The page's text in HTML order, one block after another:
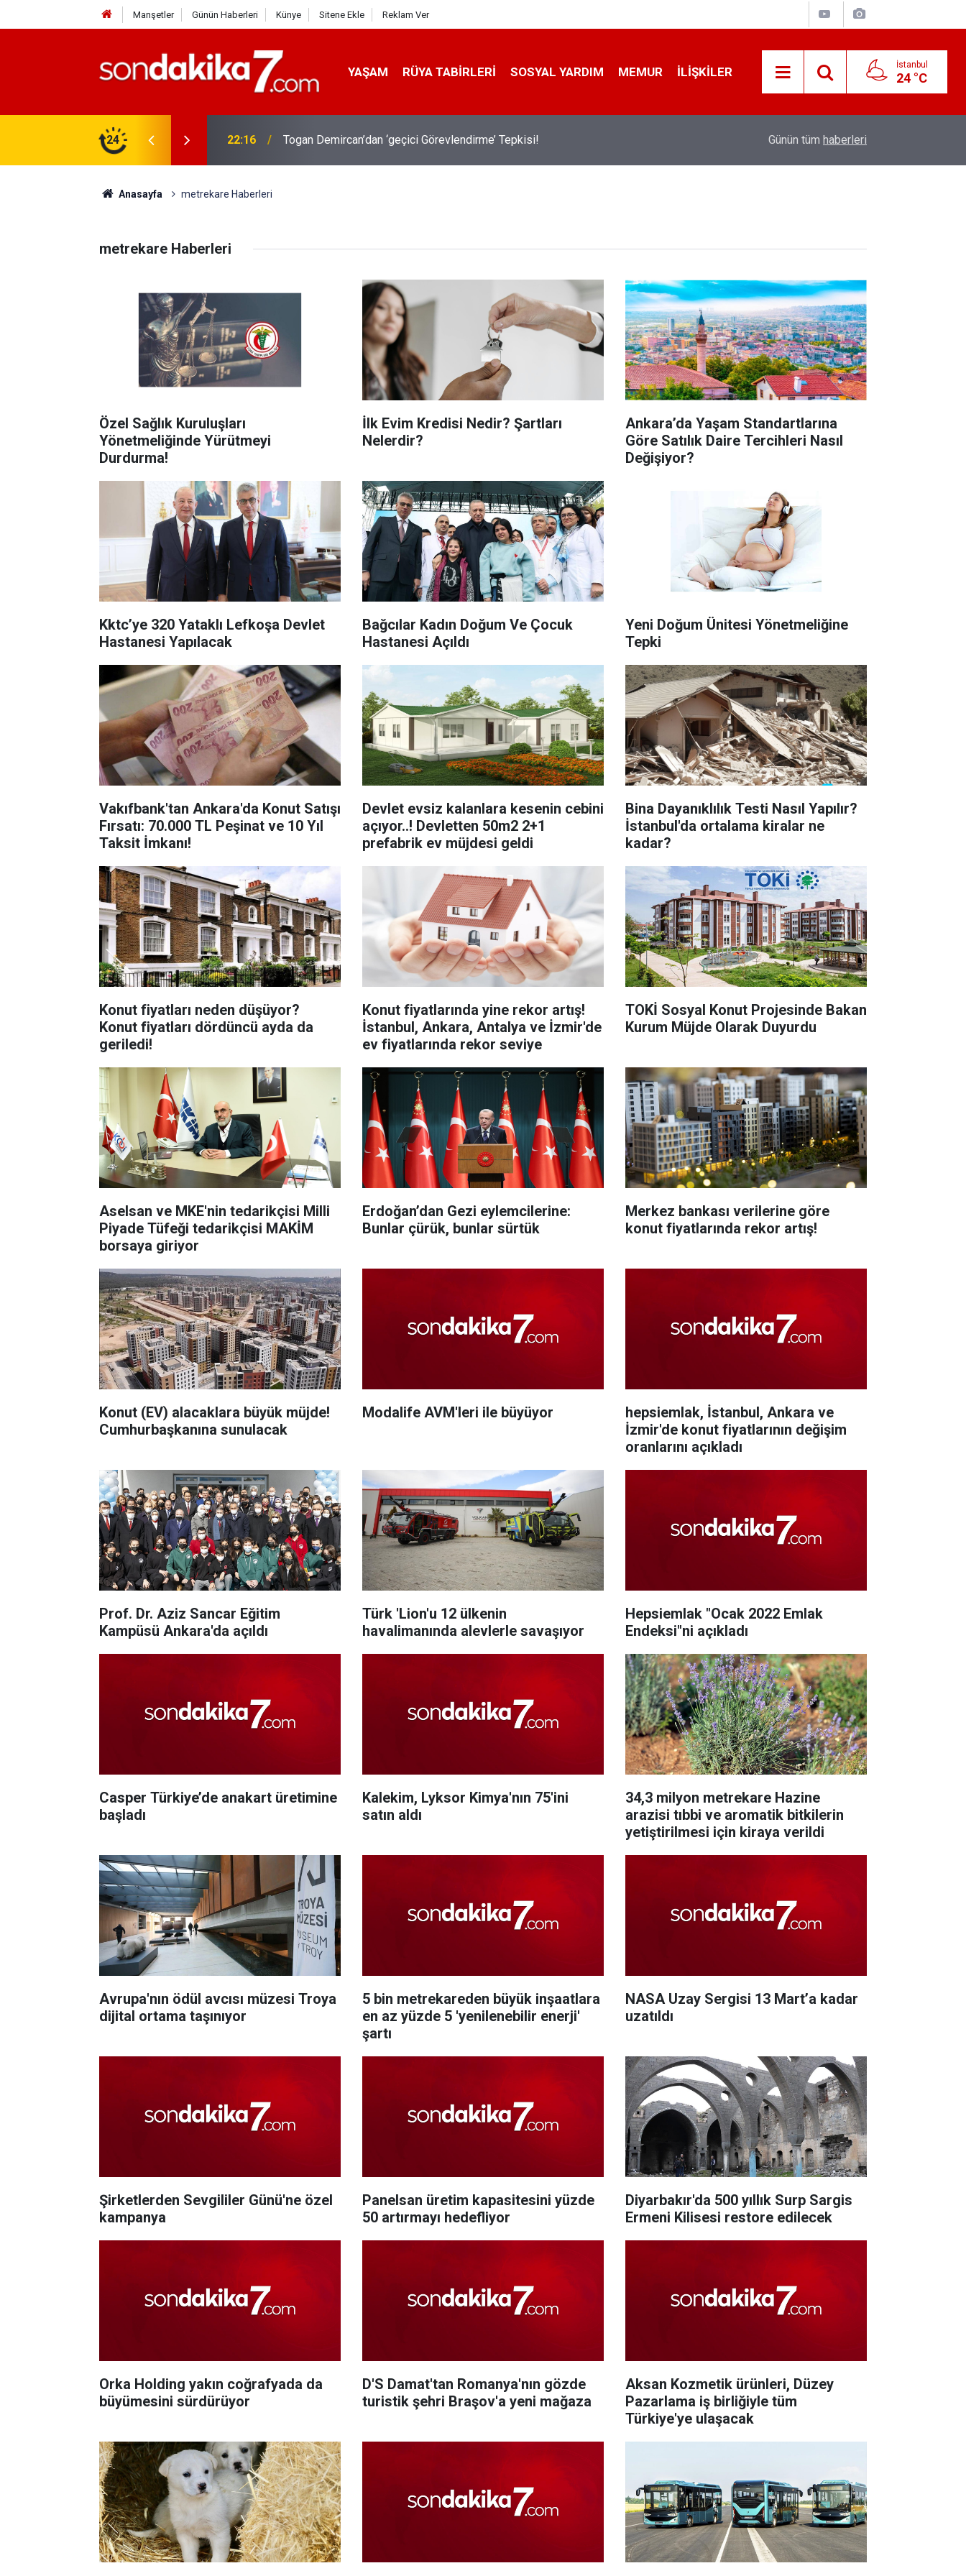
Manşetler Günün Haberleri Künye Sitene Ekle Reklam Ver
YAŞAM RÜYA TABIRLERI SOSYAL YARDIM MEMUR İLIŞKILER İstanbul
24 °C
24 22:16 Togan Demircan’dan ‘geçici Görevlendirme’ Tepkisi! Sıcak Havalarda Ödem Şikayetini Hafife
Günün tüm haberleri
Anasayfa metrekare Haberleri
metrekare Haberleri
Özel Sağlık Kuruluşları
Yönetmeliğinde Yürütmeyi
Durdurma!
İlk Evim Kredisi Nedir? Şartları
Nelerdir?
Ankara’da Yaşam Standartlarına
Göre Satılık Daire Tercihleri Nasıl
Değişiyor?
Kktc’ye 320 Yataklı Lefkoşa Devlet
Hastanesi Yapılacak
Bağcılar Kadın Doğum Ve Çocuk
Hastanesi Açıldı
Yeni Doğum Ünitesi Yönetmeliğine
Tepki
Vakıfbank'tan Ankara'da Konut Satışı
Fırsatı: 70.000 TL Peşinat ve 10 Yıl
Taksit İmkanı!
Devlet evsiz kalanlara kesenin cebini
açıyor..! Devletten 50m2 2+1
prefabrik ev müjdesi geldi
Bina Dayanıklılık Testi Nasıl Yapılır?
İstanbul'da ortalama kiralar ne
kadar?
Konut fiyatları neden düşüyor?
Konut fiyatları dördüncü ayda da
geriledi!
Konut fiyatlarında yine rekor artış!
İstanbul, Ankara, Antalya ve İzmir'de
ev fiyatlarında rekor seviye
TOKİ Sosyal Konut Projesinde Bakan
Kurum Müjde Olarak Duyurdu
Aselsan ve MKE'nin tedarikçisi Milli
Piyade Tüfeği tedarikçisi MAKİM
borsaya giriyor
Erdoğan’dan Gezi eylemcilerine:
Bunlar çürük, bunlar sürtük
Merkez bankası verilerine göre
konut fiyatlarında rekor artış!
Konut (EV) alacaklara büyük müjde!
Cumhurbaşkanına sunulacak
Modalife AVM'leri ile büyüyor
hepsiemlak, İstanbul, Ankara ve
İzmir'de konut fiyatlarının değişim
oranlarını açıkladı
Prof. Dr. Aziz Sancar Eğitim
Kampüsü Ankara'da açıldı
Türk 'Lion'u 12 ülkenin
havalimanında alevlerle savaşıyor
Hepsiemlak "Ocak 2022 Emlak
Endeksi"ni açıkladı
Casper Türkiye’de anakart üretimine
başladı
Kalekim, Lyksor Kimya'nın 75'ini
satın aldı
34,3 milyon metrekare Hazine
arazisi tıbbi ve aromatik bitkilerin
yetiştirilmesi için kiraya verildi
Avrupa'nın ödül avcısı müzesi Troya
dijital ortama taşınıyor
5 bin metrekareden büyük inşaatlara
en az yüzde 5 'yenilenebilir enerji'
şartı
NASA Uzay Sergisi 13 Mart’a kadar
uzatıldı
Şirketlerden Sevgililer Günü'ne özel
kampanya
Panelsan üretim kapasitesini yüzde
50 artırmayı hedefliyor
Diyarbakır'da 500 yıllık Surp Sargis
Ermeni Kilisesi restore edilecek
Orka Holding yakın coğrafyada da
büyümesini sürdürüyor
D'S Damat'tan Romanya'nın gözde
turistik şehri Braşov'a yeni mağaza
Aksan Kozmetik ürünleri, Düzey
Pazarlama iş birliğiyle tüm
Türkiye'ye ulaşacak